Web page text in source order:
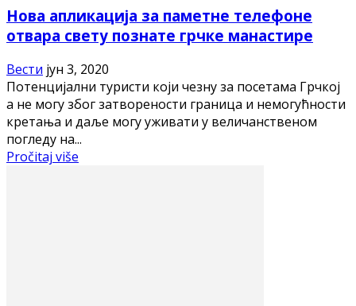
Нова апликација за паметне телефоне
отвара свету познате грчке манастире
Вести јун 3, 2020
Потенцијални туристи који чезну за посетама Грчкој
а не могу због затворености граница и немогућности
кретања и даље могу уживати у величанственом
погледу на...
Pročitaj više